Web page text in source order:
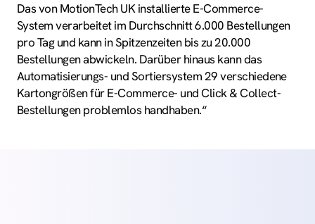
Das von MotionTech UK installierte E-Commerce-
System verarbeitet im Durchschnitt 6.000 Bestellungen
pro Tag und kann in Spitzenzeiten bis zu 20.000
Bestellungen abwickeln. Darüber hinaus kann das
Automatisierungs­­- und Sortiersystem 29 verschiedene
Kartongrößen für E-Commerce- und Click & Collect-
Bestellungen problemlos handhaben.“